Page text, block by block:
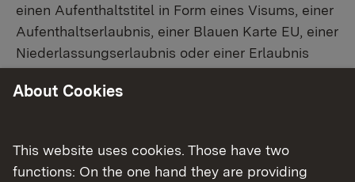
einen Aufenthaltstitel in Form eines Visums, einer
Aufenthaltserlaubnis, einer Blauen Karte EU, einer
Niederlassungserlaubnis oder einer Erlaubnis
zum Daueraufenthalt-EG.
About Cookies
This website uses cookies. Those have two
functions: On the one hand they are providing